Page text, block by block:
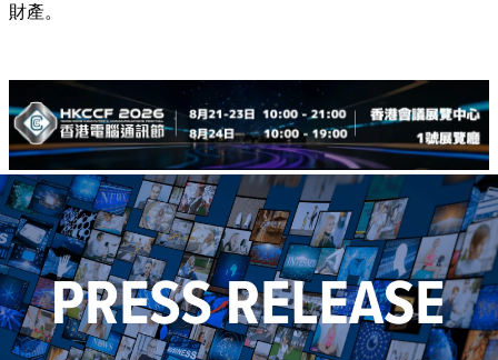
財產。